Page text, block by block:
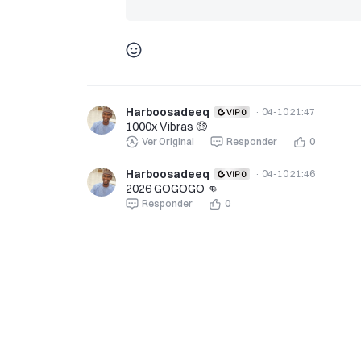
Harboosadeeq · 04-10 21:47
1000x Vibras 🤑
Ver Original Responder 0
Harboosadeeq · 04-10 21:46
2026 GOGOGO 👊
Responder 0